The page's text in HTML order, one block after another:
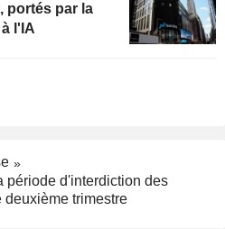
portés par la
l'IA
période d'interdiction des
trimestre